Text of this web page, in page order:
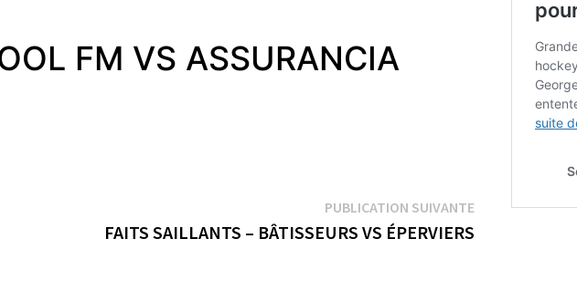
FM VS ASSURANCIA
PUBLICATION SUIVANTEPublication
suivante :
FAITS SAILLANTS – BÂTISSEURS VS ÉPERVIERS